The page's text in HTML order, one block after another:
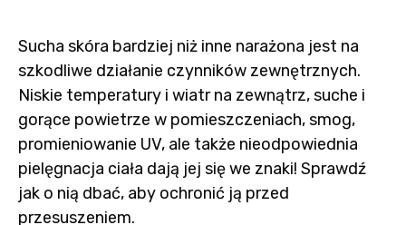
Sucha skóra bardziej niż inne narażona jest na
szkodliwe działanie czynników zewnętrznych.
Niskie temperatury i wiatr na zewnątrz, suche i
gorące powietrze w pomieszczeniach, smog,
promieniowanie UV, ale także nieodpowiednia
pielęgnacja ciała dają jej się we znaki! Sprawdź
jak o nią dbać, aby ochronić ją przed
przesuszeniem.